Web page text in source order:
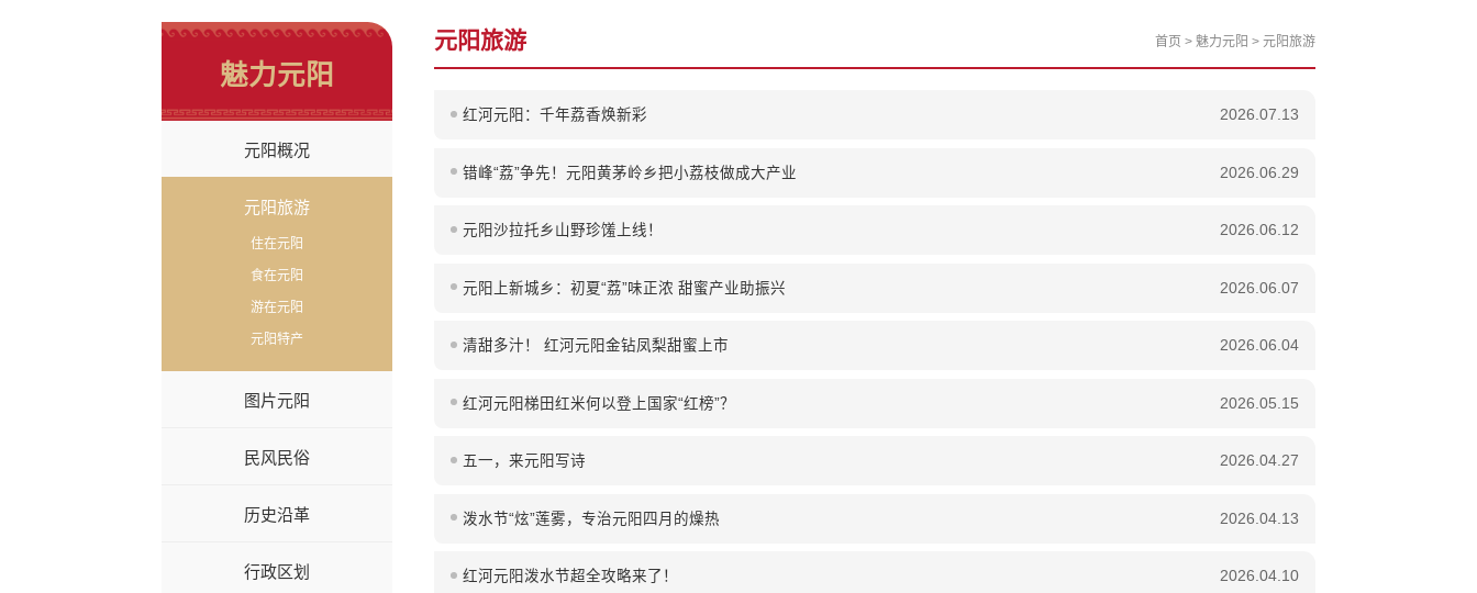
魅力元阳
元阳概况
元阳旅游
住在元阳
食在元阳
游在元阳
元阳特产
图片元阳
民风民俗
历史沿革
行政区划
元阳旅游 首页 > 魅力元阳 > 元阳旅游
红河元阳：千年荔香焕新彩 2026.07.13
错峰“荔”争先！元阳黄茅岭乡把小荔枝做成大产业 2026.06.29
元阳沙拉托乡山野珍馐上线！ 2026.06.12
元阳上新城乡：初夏“荔”味正浓 甜蜜产业助振兴 2026.06.07
清甜多汁！ 红河元阳金钻凤梨甜蜜上市 2026.06.04
红河元阳梯田红米何以登上国家“红榜”？ 2026.05.15
五一，来元阳写诗 2026.04.27
泼水节“炫”莲雾，专治元阳四月的燥热 2026.04.13
红河元阳泼水节超全攻略来了！ 2026.04.10